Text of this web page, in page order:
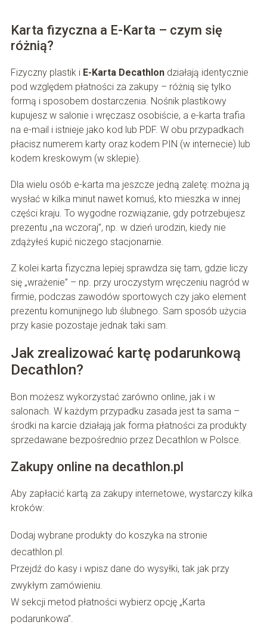
Karta fizyczna a E-Karta – czym się
różnią?
Fizyczny plastik i E-Karta Decathlondziałają identycznie
pod względem płatności za zakupy – różnią się tylko
formą i sposobem dostarczenia. Nośnik plastikowy
kupujesz w salonie i wręczasz osobiście, a e-karta trafia
na e-mail i istnieje jako kod lub PDF. W obu przypadkach
płacisz numerem karty oraz kodem PIN (w internecie) lub
kodem kreskowym (w sklepie).
Dla wielu osób e-karta ma jeszcze jedną zaletę: można ją
wysłać w kilka minut nawet komuś, kto mieszka w innej
części kraju. To wygodne rozwiązanie, gdy potrzebujesz
prezentu „na wczoraj”, np. w dzień urodzin, kiedy nie
zdążyłeś kupić niczego stacjonarnie.
Z kolei karta fizyczna lepiej sprawdza się tam, gdzie liczy
się „wrażenie” – np. przy uroczystym wręczeniu nagród w
firmie, podczas zawodów sportowych czy jako element
prezentu komunijnego lub ślubnego. Sam sposób użycia
przy kasie pozostaje jednak taki sam.
Jak zrealizować kartę podarunkową
Decathlon?
Bon możesz wykorzystać zarówno online, jak i w
salonach. W każdym przypadku zasada jest ta sama –
środki na karcie działają jak forma płatności za produkty
sprzedawane bezpośrednio przez Decathlon w Polsce.
Zakupy online na decathlon.pl
Aby zapłacić kartą za zakupy internetowe, wystarczy kilka
kroków:
Dodaj wybrane produkty do koszyka na stronie
decathlon.pl.
Przejdź do kasy i wpisz dane do wysyłki, tak jak przy
zwykłym zamówieniu.
W sekcji metod płatności wybierz opcję „Karta
podarunkowa”.